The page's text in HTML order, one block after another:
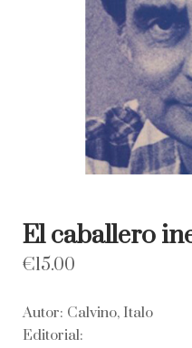
El caballero
€15.00
Autor: Calvino, Italo
Editorial: